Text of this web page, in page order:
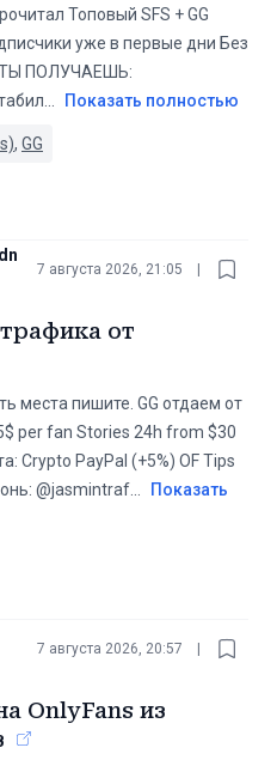
Топовый SFS + GG
уже в первые дни Без
ТЫ ПОЛУЧАЕШЬ:
Показать полностью
, GG
7 августа 2026, 21:05
от
места пишите. GG отдаем от
per fan Stories 24h from $30
Crypto PayPal (+5%) OF Tips
@jasmintraf
Показать
7 августа 2026, 20:57
OnlyFans из